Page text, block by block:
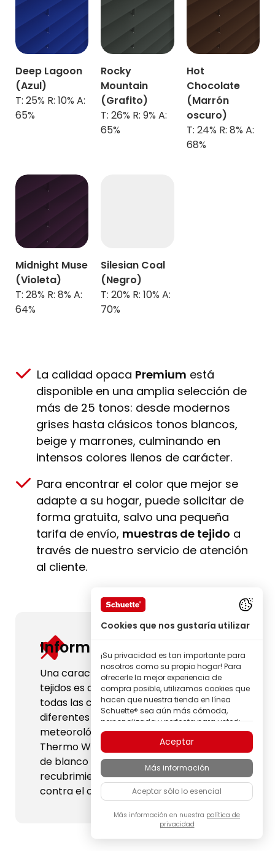
Deep Lagoon
(Azul)
T: 25% R: 10% A:
65%
Rocky
Mountain
(Grafito)
T: 26% R: 9% A:
65%
Hot
Chocolate
(Marrón
oscuro)
T: 24% R: 8% A:
68%
Midnight Muse
(Violeta)
T: 28% R: 8% A:
64%
Silesian Coal
(Negro)
T: 20% R: 10% A:
70%
La calidad opaca Premium está
disponible en una amplia selección de
más de 25 tonos: desde modernos
grises hasta clásicos tonos blancos,
beige y marrones, culminando en
intensos colores llenos de carácter.
Para encontrar el color que mejor se
adapte a su hogar, puede solicitar de
forma gratuita, salvo una pequeña
tarifa de envío, muestras de tejido a
través de nuestro servicio de atención
al cliente.
Información útil:
Una característica habitual de los
tejidos es que los colores de las telas de
todas las colecciones pueden verse
diferentes según las condiciones
meteorológicas y de luz. Premium &
Thermo White Day presentan un tono
de blanco diferente debido al
recubrimiento térmico de protección
contra el calor.
Cookies que nos gustaría utilizar
¡Su privacidad es tan importante para
nosotros como su propio hogar! Para
ofrecerle la mejor experiencia de
compra posible, utilizamos cookies que
hacen que nuestra tienda en línea
Schuette® sea aún más cómoda,
personalizada y perfecta para usted;
todo para que pueda descubrir
productos de la marca Schuette® con
la mejor calidad.
Algunas de estas cookies son
necesarias para que nuestra tienda
Schuette® funcione de forma fiable;
otras nos permiten personalizar los
contenidos y anuncios según sus
intereses, o participar de manera
completamente anónima en el análisis
Aceptar
Más información
Aceptar sólo lo esencial
Más información en nuestra política de
privacidad